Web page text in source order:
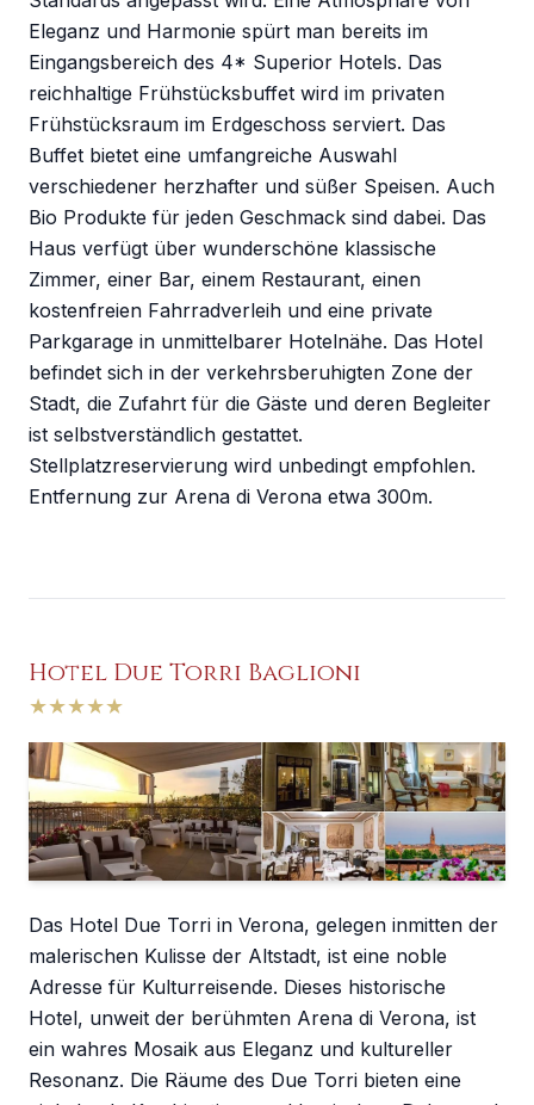
Eleganz und Harmonie spürt man bereits im
Eingangsbereich des 4* Superior Hotels. Das
reichhaltige Frühstücksbuffet wird im privaten
Frühstücksraum im Erdgeschoss serviert. Das
Buffet bietet eine umfangreiche Auswahl
verschiedener herzhafter und süßer Speisen. Auch
Bio Produkte für jeden Geschmack sind dabei. Das
Haus verfügt über wunderschöne klassische
Zimmer, einer Bar, einem Restaurant, einen
kostenfreien Fahrradverleih und eine private
Parkgarage in unmittelbarer Hotelnähe. Das Hotel
befindet sich in der verkehrsberuhigten Zone der
Stadt, die Zufahrt für die Gäste und deren Begleiter
ist selbstverständlich gestattet.
Stellplatzreservierung wird unbedingt empfohlen.
Entfernung zur Arena di Verona etwa 300m.
Hotel Due Torri Baglioni
★★★★★
Das Hotel Due Torri in Verona, gelegen inmitten der
malerischen Kulisse der Altstadt, ist eine noble
Adresse für Kulturreisende. Dieses historische
Hotel, unweit der berühmten Arena di Verona, ist
ein wahres Mosaik aus Eleganz und kultureller
Resonanz. Die Räume des Due Torri bieten eine